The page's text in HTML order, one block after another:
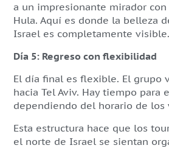
a un impresionante mirador
Hula. Aquí es donde la belleza
Israel es completamente visible.
Día 5: Regreso con flexibilidad
El día final es flexible. El grupo
hacia Tel Aviv. Hay tiempo para
dependiendo del horario de los
Esta estructura hace que los
el norte de Israel se sientan